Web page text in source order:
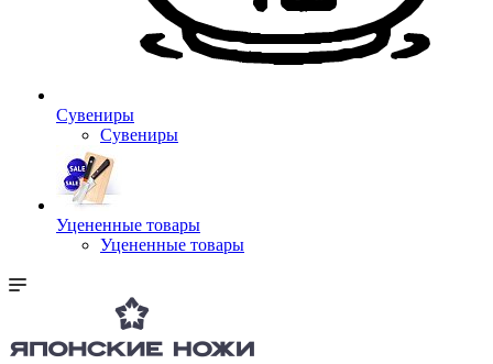
Сувениры
Сувениры
Уцененные товары
Уцененные товары